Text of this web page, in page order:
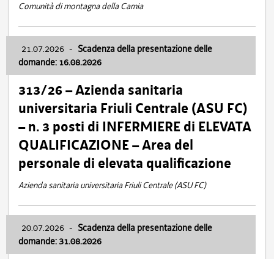
Comunità di montagna della Carnia
21.07.2026 - Scadenza della presentazione delle
domande: 16.08.2026
313/26 – Azienda sanitaria
universitaria Friuli Centrale (ASU FC)
– n. 3 posti di INFERMIERE di ELEVATA
QUALIFICAZIONE – Area del
personale di elevata qualificazione
Azienda sanitaria universitaria Friuli Centrale (ASU FC)
20.07.2026 - Scadenza della presentazione delle
domande: 31.08.2026